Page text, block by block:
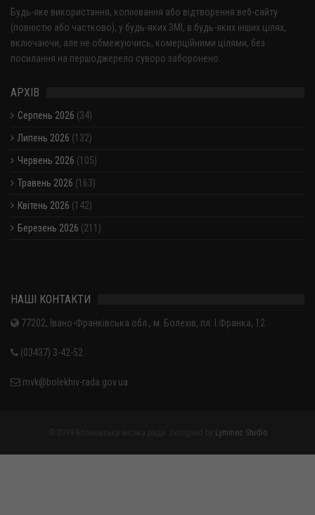
Будь-яке використання, копіювання або відтворення веб-сайту
(повністю або частково), у будь-яких ЗМІ, в будь-яких інших цілях,
включаючи, але не обмежуючись, комерційними цілями, без
посилання на першоджерело суворо заборонено.
АРХІВ
Серпень 2026 (34)
Липень 2026 (132)
Червень 2026 (105)
Травень 2026 (163)
Квітень 2026 (142)
Березень 2026 (211)
НАШІ КОНТАКТИ
77202, Івано-Франківська обл., м. Болехів, пл. І.Франка, 12
(03437) 3-42-52
mvk@bolekhiv-rada.gov.ua
Lyminec Studio